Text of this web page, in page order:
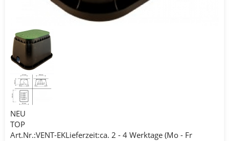
NEU
TOP
Art.Nr.:VENT-EKLieferzeit:ca. 2 - 4 Werktage (Mo - Fr